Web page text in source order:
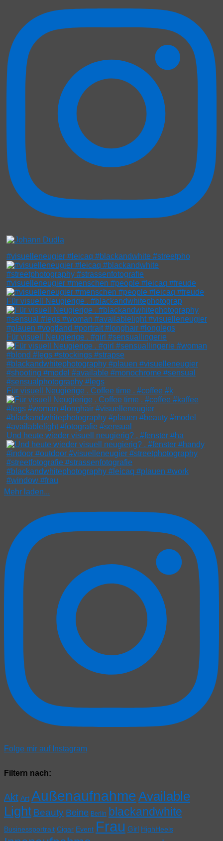
#visuelleneugier #leicaq #blackandwhite #streetpho
#visuelleneugier #menschen #people #leicaq #freude
Für visuell Neugierige . #blackandwhitephotograp
Für visuell Neugierige . #girl #sensuallingerie
Für visuell Neugierige . Coffee time . #coffee #k
Und heute wieder visuell neugierig? . #fenster #ha
Mehr laden...
Folge mir auf Instagram
Filtern nach:
Akt Art AußenaufnahmeAvailable
Light Beauty Beine Berlin blackandwhite
Businessportrait Cigar Event Frau Girl HighHeels